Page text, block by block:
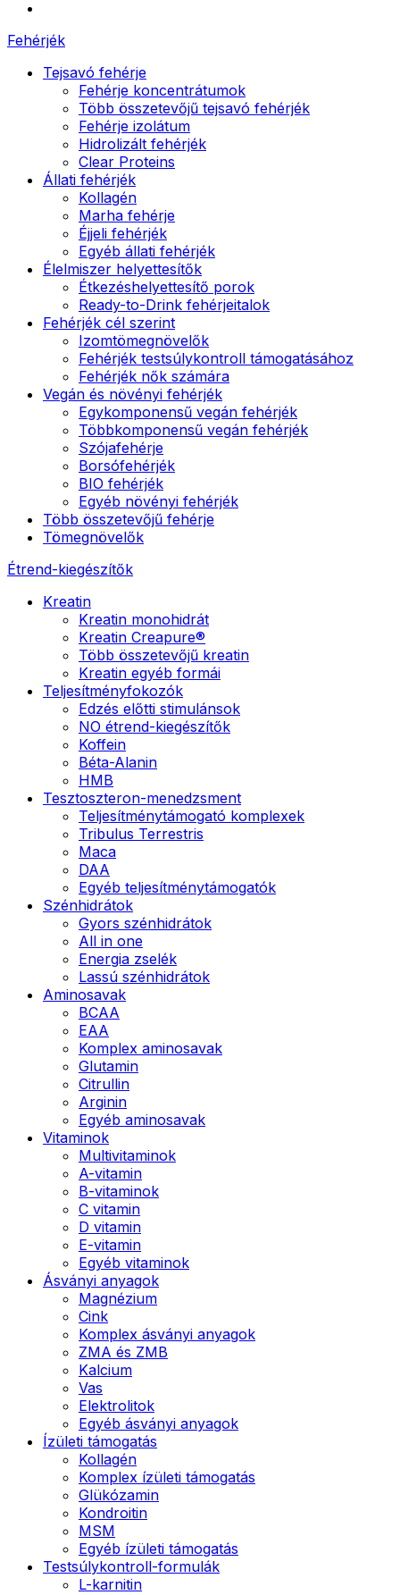
Fehérjék
Tejsavó fehérje
Fehérje koncentrátumok
Több összetevőjű tejsavó fehérjék
Fehérje izolátum
Hidrolizált fehérjék
Clear Proteins
Állati fehérjék
Kollagén
Marha fehérje
Éjjeli fehérjék
Egyéb állati fehérjék
Élelmiszer helyettesítők
Étkezéshelyettesítő porok
Ready-to-Drink fehérjeitalok
Fehérjék cél szerint
Izomtömegnövelők
Fehérjék testsúlykontroll támogatásához
Fehérjék nők számára
Vegán és növényi fehérjék
Egykomponensű vegán fehérjék
Többkomponensű vegán fehérjék
Szójafehérje
Borsófehérjék
BIO fehérjék
Egyéb növényi fehérjék
Több összetevőjű fehérje
Tömegnövelők
Étrend-kiegészítők
Kreatin
Kreatin monohidrát
Kreatin Creapure®
Több összetevőjű kreatin
Kreatin egyéb formái
Teljesítményfokozók
Edzés előtti stimulánsok
NO étrend-kiegészítők
Koffein
Béta-Alanin
HMB
Tesztoszteron-menedzsment
Teljesítménytámogató komplexek
Tribulus Terrestris
Maca
DAA
Egyéb teljesítménytámogatók
Szénhidrátok
Gyors szénhidrátok
All in one
Energia zselék
Lassú szénhidrátok
Aminosavak
BCAA
EAA
Komplex aminosavak
Glutamin
Citrullin
Arginin
Egyéb aminosavak
Vitaminok
Multivitaminok
A-vitamin
B-vitaminok
C vitamin
D vitamin
E-vitamin
Egyéb vitaminok
Ásványi anyagok
Magnézium
Cink
Komplex ásványi anyagok
ZMA és ZMB
Kalcium
Vas
Elektrolitok
Egyéb ásványi anyagok
Ízületi támogatás
Kollagén
Komplex ízületi támogatás
Glükózamin
Kondroitin
MSM
Egyéb ízületi támogatás
Testsúlykontroll-formulák
L-karnitin